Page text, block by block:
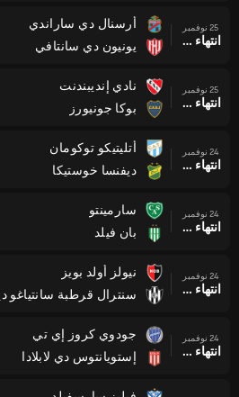
25 نوفمبر
انتهاء وقت المباراة
أرسنال دي ساراندي
يونيون دي سانتافي
25 نوفمبر
انتهاء وقت المباراة
نادي إنديبندنت
بوكا جونيورز
24 نوفمبر
انتهاء وقت المباراة
أتليتيكو توكومان
ديفنسا خوستيكا
24 نوفمبر
انتهاء وقت المباراة
سارمينتو
بان فيلد
24 نوفمبر
انتهاء وقت المباراة
نيولز أولد بويز
سنترال قرطبة سانتياغو
24 نوفمبر
انتهاء وقت المباراة
جودوي كروز إي تي
إستويانتوس دي لابلادا